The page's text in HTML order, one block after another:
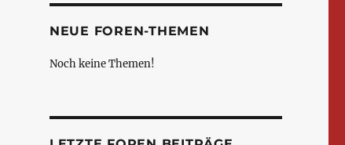
NEUE FOREN-THEMEN
Noch keine Themen!